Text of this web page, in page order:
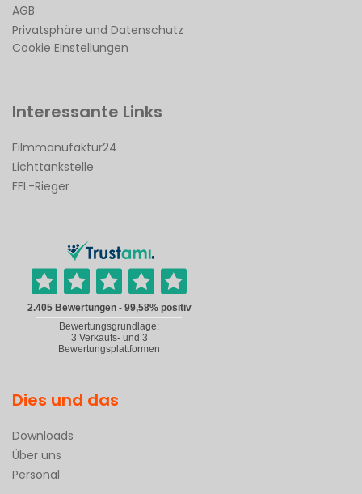
AGB
Privatsphäre und Datenschutz
Cookie Einstellungen
Interessante Links
Filmmanufaktur24
Lichttankstelle
FFL-Rieger
Dies und das
Downloads
Über uns
Personal